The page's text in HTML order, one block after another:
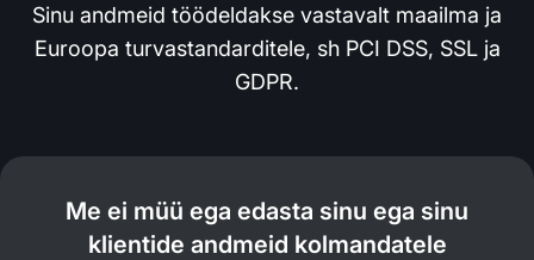
Sinu andmeid töödeldakse vastavalt maailma ja
Euroopa turvastandarditele, sh PCI DSS, SSL ja
GDPR.
Me ei müü ega edasta sinu ega sinu
klientide andmeid kolmandatele